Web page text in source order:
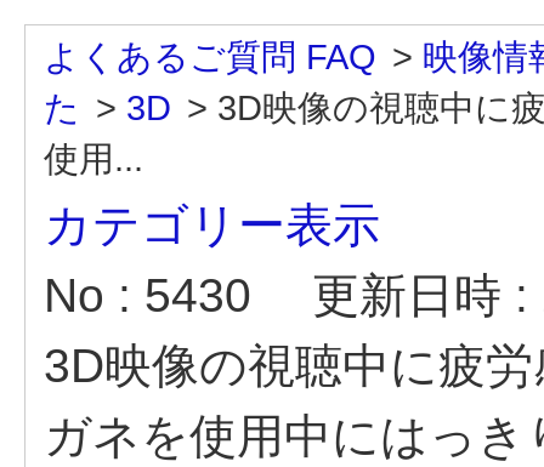
よくあるご質問 FAQ > 映像情
た > 3D > 3D映像の視聴中に
使用...
カテゴリー表示
No : 5430
更新日時
3D映像の視聴中に疲
ガネを使用中にはっ